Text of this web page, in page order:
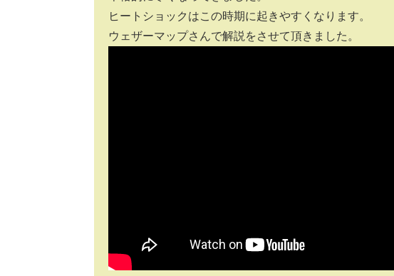
ヒートショックはこの時期に起きやすくなります。
ウェザーマップさんで解説をさせて頂きました。